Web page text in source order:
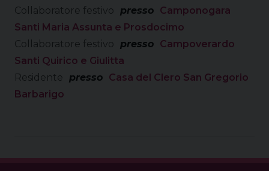
Collaboratore festivo
presso Camponogara
Santi Maria Assunta e Prosdocimo
Collaboratore festivo
presso Campoverardo
Santi Quirico e Giulitta
Residente
presso Casa del Clero San Gregorio
Barbarigo